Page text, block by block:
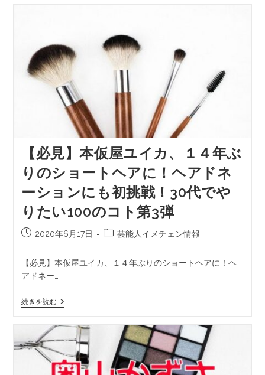
【必見】本仮屋ユイカ、１４年ぶ
りのショートヘアに！ヘアドネ
ーションにも初挑戦！30代でや
りたい100のコト第3弾
2020年6月17日 芸能人イメチェン情報
【必見】本仮屋ユイカ、１４年ぶりのショートヘアに！ヘ
アドネー…
続きを読む